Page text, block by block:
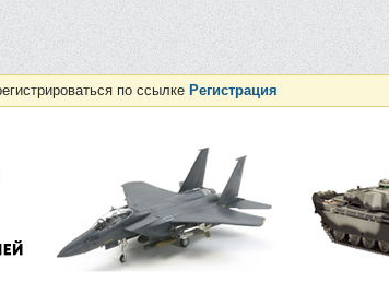
по ссылке Регистрация